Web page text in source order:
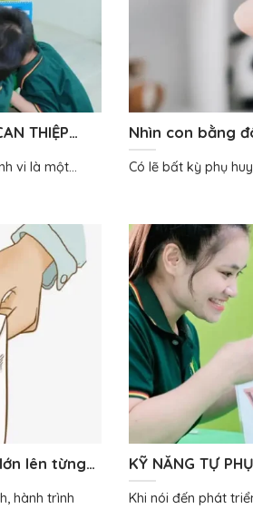
THIỆP
vi là một...
Nhìn con bằng
trẻ rối loạn phổ
Có lẽ bất kỳ phụ
lên từng
hành trình
KỸ NĂNG TỰ
TRỌNG CHO SỰ
Khi nói đến phát